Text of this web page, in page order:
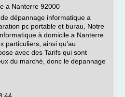
a Nanterre 92000
dépannage informatique a
pc portable et burau, Notre
à domicile a Nanterre
particuliers, ainsi qu'au
avec des Tarifs qui sont
du marché, donc le depannage